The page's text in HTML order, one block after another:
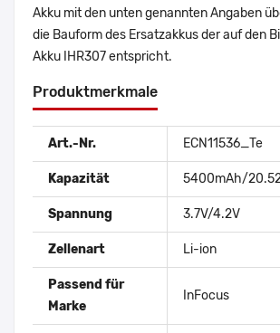
Akku mit den unten genannten Angaben
die Bauform des Ersatzakkus der auf den
Akku IHR307 entspricht.
Produktmerkmale
Art.-Nr. ECN11536_Te
Kapazität 5400mAh/
Spannung 3.7V/4.2V
Zellenart Li-ion
Passend für
Marke
InFocus